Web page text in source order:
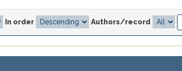
In order Authors/record